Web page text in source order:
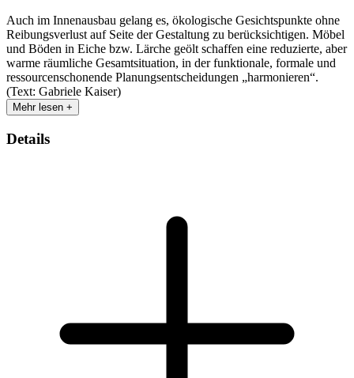
Auch im Innenausbau gelang es, ökologische Gesichtspunkte ohne
Reibungsverlust auf Seite der Gestaltung zu berücksichtigen. Möbel
und Böden in Eiche bzw. Lärche geölt schaffen eine reduzierte, aber
warme räumliche Gesamtsituation, in der funktionale, formale und
ressourcenschonende Planungsentscheidungen „harmonieren“.
(Text: Gabriele Kaiser)
Mehr lesen +
Details